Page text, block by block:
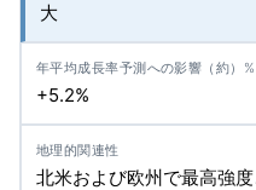
大
+5.2%
北米および欧州で最高強